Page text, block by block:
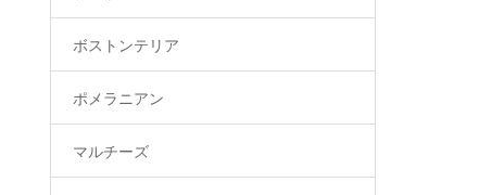
ボストンテリア
ポメラニアン
マルチーズ